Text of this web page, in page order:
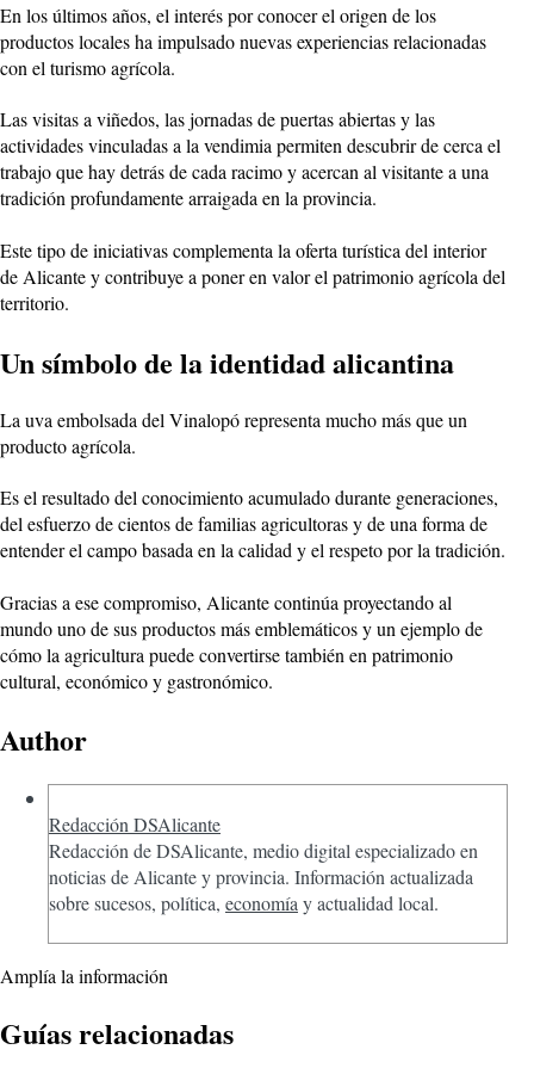
En los últimos años, el interés por conocer el origen de los
productos locales ha impulsado nuevas experiencias relacionadas
con el turismo agrícola.
Las visitas a viñedos, las jornadas de puertas abiertas y las
actividades vinculadas a la vendimia permiten descubrir de cerca el
trabajo que hay detrás de cada racimo y acercan al visitante a una
tradición profundamente arraigada en la provincia.
Este tipo de iniciativas complementa la oferta turística del interior
de Alicante y contribuye a poner en valor el patrimonio agrícola del
territorio.
Un símbolo de la identidad alicantina
La uva embolsada del Vinalopó representa mucho más que un
producto agrícola.
Es el resultado del conocimiento acumulado durante generaciones,
del esfuerzo de cientos de familias agricultoras y de una forma de
entender el campo basada en la calidad y el respeto por la tradición.
Gracias a ese compromiso, Alicante continúa proyectando al
mundo uno de sus productos más emblemáticos y un ejemplo de
cómo la agricultura puede convertirse también en patrimonio
cultural, económico y gastronómico.
Author
Redacción DSAlicante
Redacción de DSAlicante, medio digital especializado en
noticias de Alicante y provincia. Información actualizada
sobre sucesos, política, economíay actualidad local.
Amplía la información
Guías relacionadas